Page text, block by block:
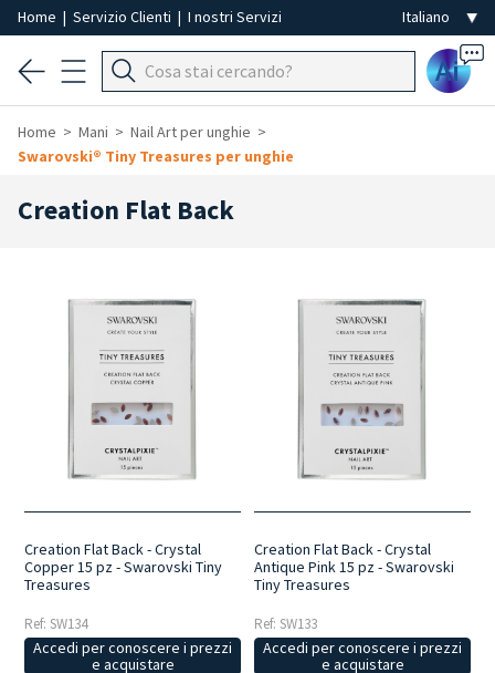
Home | Servizio Clienti | I nostri Servizi
Ai
Home Mani
Nail Art per unghie
Swarovski® Tiny Treasures per unghie
Creation Flat Back
Creation Flat Back - Crystal
Copper 15 pz - Swarovski Tiny
Treasures
Ref: SW134
Accedi per conoscere i prezzi
e acquistare
Creation Flat Back - Crystal
Antique Pink 15 pz - Swarovski
Tiny Treasures
Ref: SW133
Accedi per conoscere i prezzi
e acquistare